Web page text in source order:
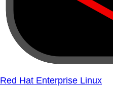
Red Hat Enterprise Linux